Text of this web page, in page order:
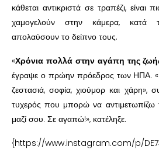
κάθεται αντικριστά σε τραπέζι, είναι
χαμογελούν στην κάμερα, κατά
απολαύσουν το δείπνο τους.
«Χρόνια πολλά στην αγάπη της
έγραψε ο πρώην πρόεδρος των ΗΠΑ.
ζεστασιά, σοφία, χιούμορ και χάρη»,
τυχερός που μπορώ να αντιμετωπίζω
μαζί σου. Σε αγαπώ!», κατέληξε.
{https://www.instagram.com/p/